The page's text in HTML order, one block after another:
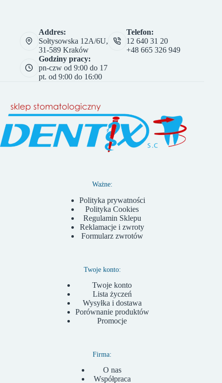
Addres:
Sołtysowska 12A/6U,
31-589 Kraków
Telefon:
12 640 31 20
+48 665 326 949
Godziny pracy:
pn-czw od 9:00 do 17
pt. od 9:00 do 16:00
Ważne:
Polityka prywatności
Polityka Cookies
Regulamin Sklepu
Reklamacje i zwroty
Formularz zwrotów
Twoje konto:
Twoje konto
Lista życzeń
Wysyłka i dostawa
Porównanie produktów
Promocje
Firma:
O nas
Współpraca